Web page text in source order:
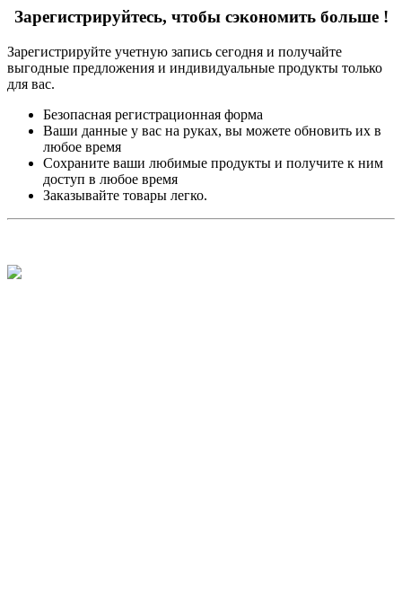
Зарегистрируйтесь, чтобы сэкономить больше !
Зарегистрируйте учетную запись сегодня и получайте
выгодные предложения и индивидуальные продукты только
для вас.
Безопасная регистрационная форма
Ваши данные у вас на руках, вы можете обновить их в
любое время
Сохраните ваши любимые продукты и получите к ним
доступ в любое время
Заказывайте товары легко.